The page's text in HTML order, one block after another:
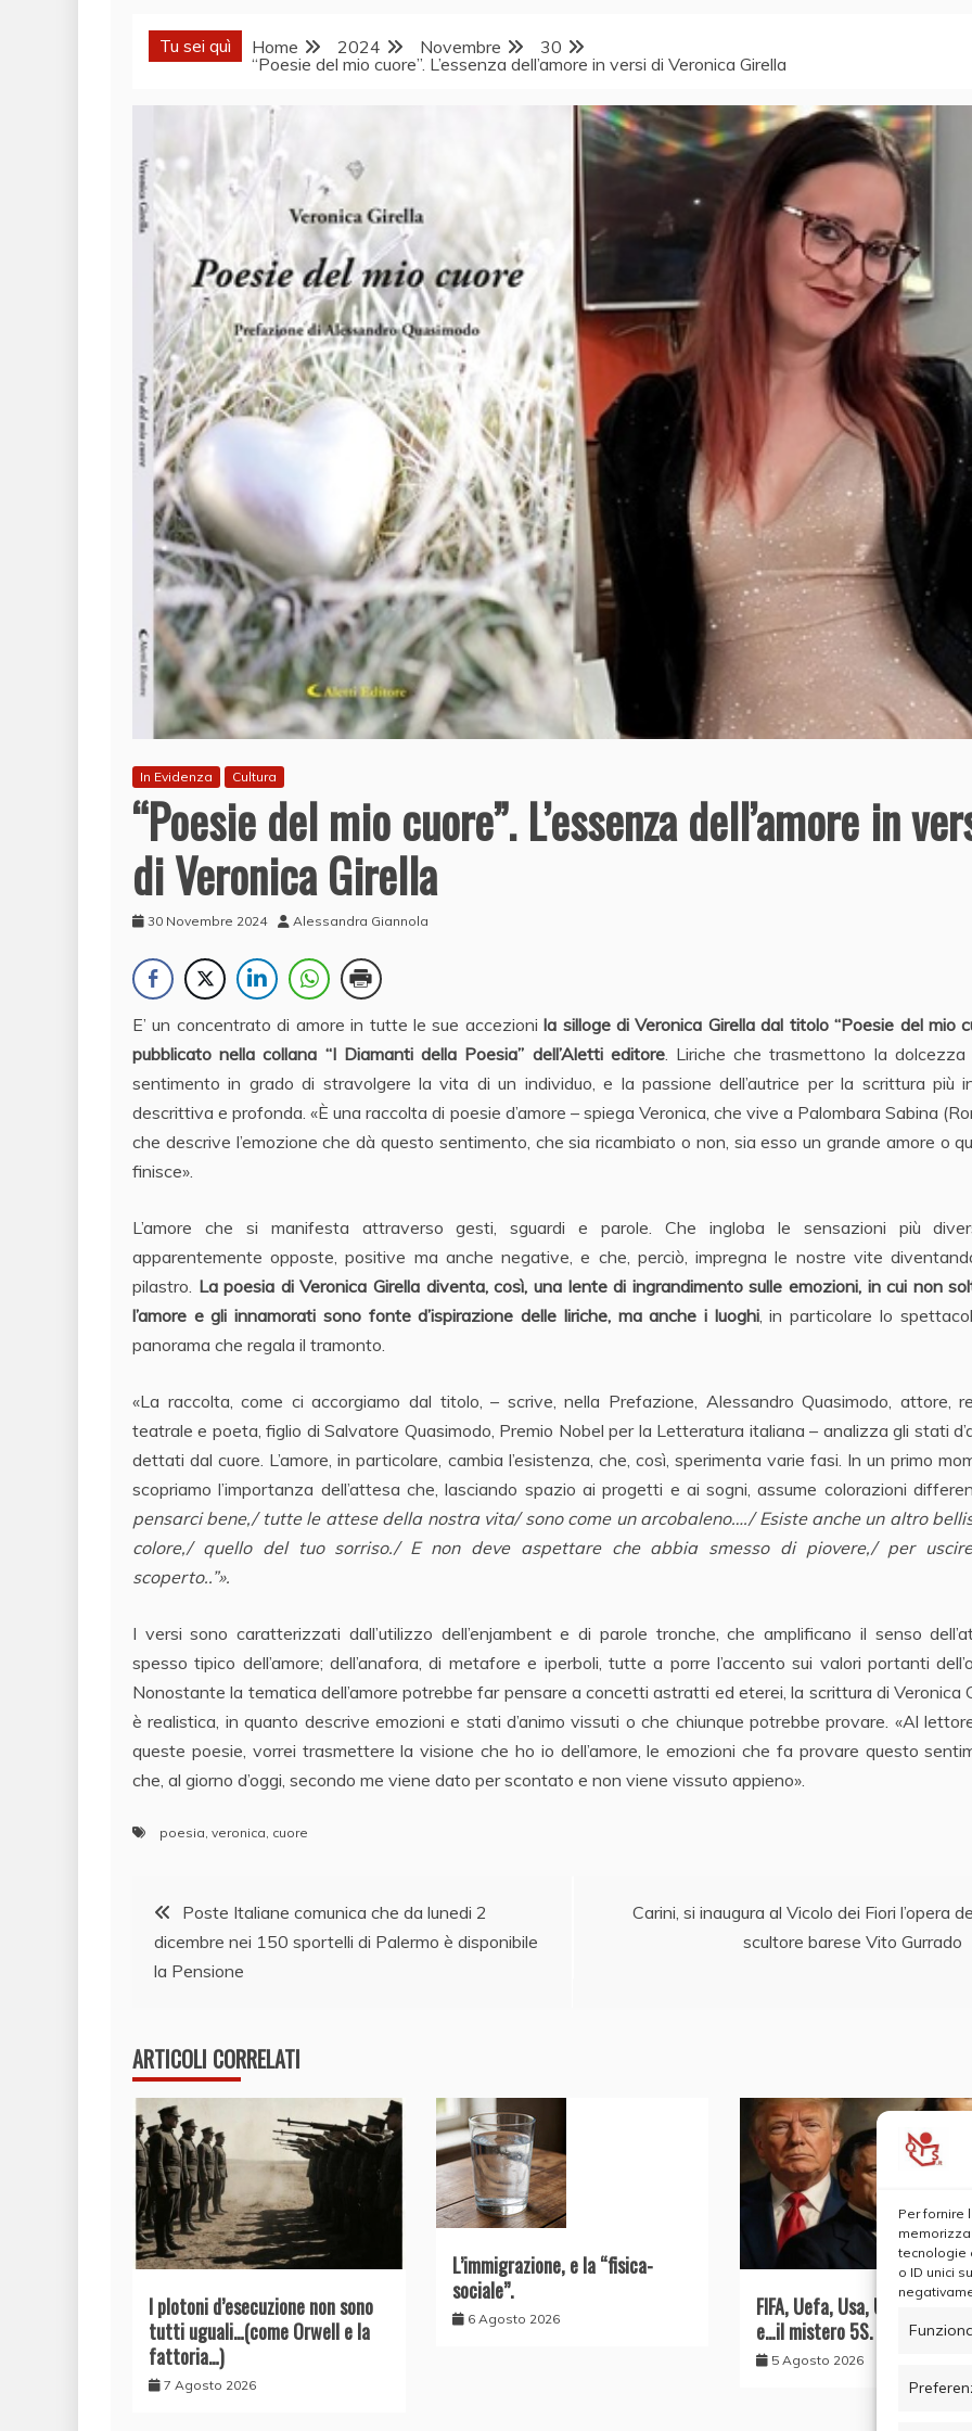
Per fornire
tecnologie
o ID unici
Tu sei quì Home 2024 Novembre
30
“Poesie del mio cuore”. L’essenza dell’amore in versi di Veronica Girella
In Evidenza Cultura
“Poesie del mio cuore”. L’essenza dell’amore in
di Veronica Girella
30 Novembre 2024 Alessandra Giannola
E’ un concentrato di amore in tutte le sue accezionila silloge di Veronica Girella dal titolo “Poesie del mio
pubblicato nella collana “I Diamanti della Poesia” dell’Aletti editore. Liriche che trasmettono la dolcezza
sentimento in grado di stravolgere la vita di un individuo, e la passione dell’autrice per la scrittura più
descrittiva e profonda. «È una raccolta di poesie d’amore – spiega Veronica, che vive a Palombara Sabina
che descrive l’emozione che dà questo sentimento, che sia ricambiato o non, sia esso un grande amore o
finisce».
L’amore che si manifesta attraverso gesti, sguardi e parole. Che ingloba le sensazioni più
apparentemente opposte, positive ma anche negative, e che, perciò, impregna le nostre vite
pilastro. La poesia di Veronica Girella diventa, così, una lente di ingrandimento sulle emozioni, in cui non
l’amore e gli innamorati sono fonte d’ispirazione delle liriche, ma anche i luoghi, in particolare lo
panorama che regala il tramonto.
«La raccolta, come ci accorgiamo dal titolo, – scrive, nella Prefazione, Alessandro Quasimodo, attore,
teatrale e poeta, figlio di Salvatore Quasimodo, Premio Nobel per la Letteratura italiana – analizza gli stati
dettati dal cuore. L’amore, in particolare, cambia l’esistenza, che, così, sperimenta varie fasi. In un primo
scopriamo l’importanza dell’attesa che, lasciando spazio ai progetti e ai sogni, assume colorazioni
pensarci bene,/ tutte le attese della nostra vita/ sono come un arcobaleno…./ Esiste anche un altro
colore,/ quello del tuo sorriso./ E non deve aspettare che abbia smesso di piovere,/ per
scoperto..”».
I versi sono caratterizzati dall’utilizzo dell’enjambent e di parole tronche, che amplificano il senso
spesso tipico dell’amore; dell’anafora, di metafore e iperboli, tutte a porre l’accento sui valori portanti
Nonostante la tematica dell’amore potrebbe far pensare a concetti astratti ed eterei, la scrittura di Veronica
è realistica, in quanto descrive emozioni e stati d’animo vissuti o che chiunque potrebbe provare. «Al
queste poesie, vorrei trasmettere la visione che ho io dell’amore, le emozioni che fa provare questo
che, al giorno d’oggi, secondo me viene dato per scontato e non viene vissuto appieno».
poesia veronica cuore
Navigazione
articoli
Poste Italiane comunica che da lunedi 2
dicembre nei 150 sportelli di Palermo è disponibile
la Pensione
Carini, si inaugura al Vicolo dei Fiori l’opera
scultore barese Vito Gurrado
ARTICOLI CORRELATI
I plotoni d’esecuzione non sono
tutti uguali…(come Orwell e la
fattoria…)
7 Agosto 2026
L’immigrazione, e la “fisica-
sociale”.
6 Agosto 2026
FIFA, Uefa, Usa, UE, il Conte
e…il mistero 5S.
5 Agosto 2026